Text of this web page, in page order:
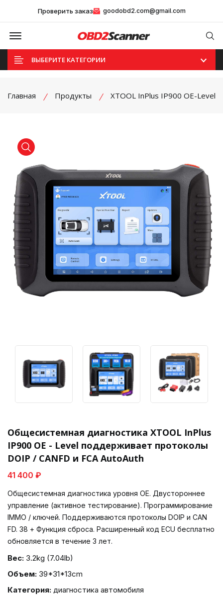
Проверить заказ goodobd2.com@gmail.com
Offcanvas Menu Open
ВЫБЕРИТЕ КАТЕГОРИИ
Главная Продукты XTOOL InPlus IP900 OE-Level
product view
Общесистемная диагностика XTOOL InPlus
IP900 OE - Level поддерживает протоколы
DOIP / CANFD и FCA AutoAuth
41 400 ₽
Общесистемная диагностика уровня ОЕ. Двустороннее
управление (активное тестирование). Программирование
IMMO / ключей. Поддерживаются протоколы DOIP и CAN
FD. 38 + Функция сброса. Расширенный код ECU бесплатно
обновляется в течение 3 лет.
Вес: 3.2kg (7.04lb)
Объем: 39*31*13cm
Категория: диагностика автомобиля